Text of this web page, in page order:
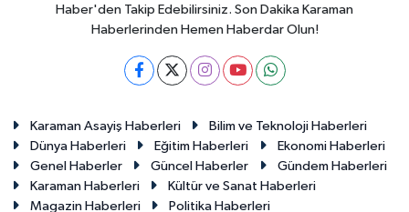
Haber'den Takip Edebilirsiniz. Son Dakika Karaman
Haberlerinden Hemen Haberdar Olun!
Karaman Asayiş Haberleri
Bilim ve Teknoloji Haberleri
Dünya Haberleri
Eğitim Haberleri
Ekonomi Haberleri
Genel Haberler
Güncel Haberler
Gündem Haberleri
Karaman Haberleri
Kültür ve Sanat Haberleri
Magazin Haberleri
Politika Haberleri